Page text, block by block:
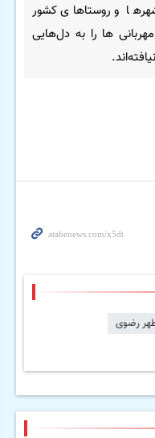
و روستاهای کشور
ها را به دل‌هایی
رضوی